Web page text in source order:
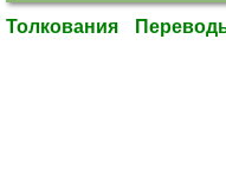
Толкования